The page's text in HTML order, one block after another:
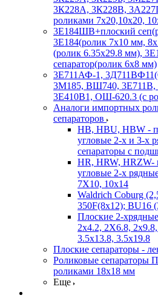
3К228А, 3К228В,
роликами 7х20,10х20,
3Е184ШВ+плоский
3Е184(ролик 7х10 мм,
(ролик 6.35х29.8 мм),
сепаратор(ролик 6х8 мм)
3Е711АФ-1,
3М185, ВШ740, 3Е711В,
3Е410В1, ОШ-620.3 (с
Аналоги импортных
сепараторов
HB, HBU, HBW -
угловые 2-х и 3-х
сепараторы с
HR, HRW, HRZW-
угловые 2-х
7X10, 10х14
Waldrich Coburg
350F(8х12); BU16
Плоские 2-
2х4.2, 2X6.8,
3.5х13.8, 3.5х19.8
Плоские сепараторы -
Роликовые
роликами 18х18 мм
Еще